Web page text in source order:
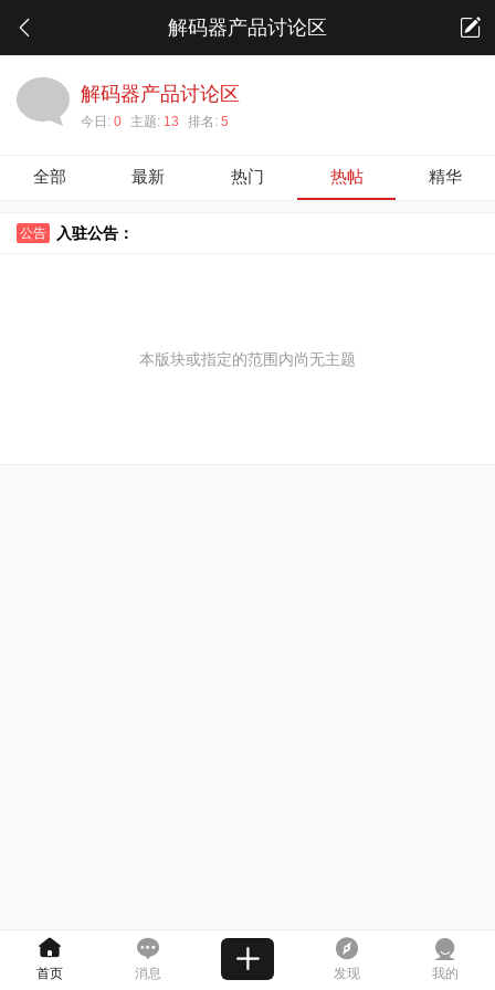
解码器产品讨论区
解码器产品讨论区
今日: 0 主题: 13 排名: 5
全部 最新 热门 热帖 精华
公告 入驻公告：
本版块或指定的范围内尚无主题
首页 消息 发现 我的